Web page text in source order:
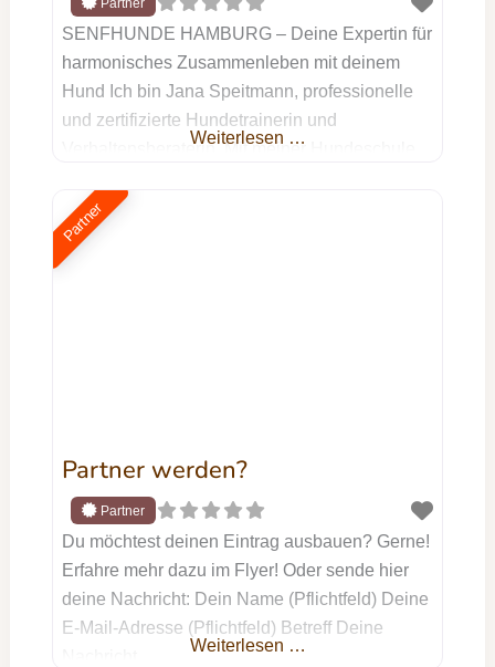
SENFHUNDE HAMBURG – Deine Expertin für
harmonisches Zusammenleben mit deinem
Hund Ich bin Jana Speitmann, professionelle
und zertifizierte Hundetrainerin und
Verhaltensberaterin. Mit meiner Hundeschule
und deinen Hund dabei, ein harmonisches
Miteinander zu erreichen – egal, ob du einen
Tierschutzhund hast, Unterstützung bei
Weiterlesen …
Partner
Partner werden?
Du möchtest deinen Eintrag ausbauen? Gerne!
Erfahre mehr dazu im Flyer! Oder sende hier
deine Nachricht: Dein Name (Pflichtfeld) Deine
E-Mail-Adresse (Pflichtfeld) Betreff Deine
Weiterlesen …